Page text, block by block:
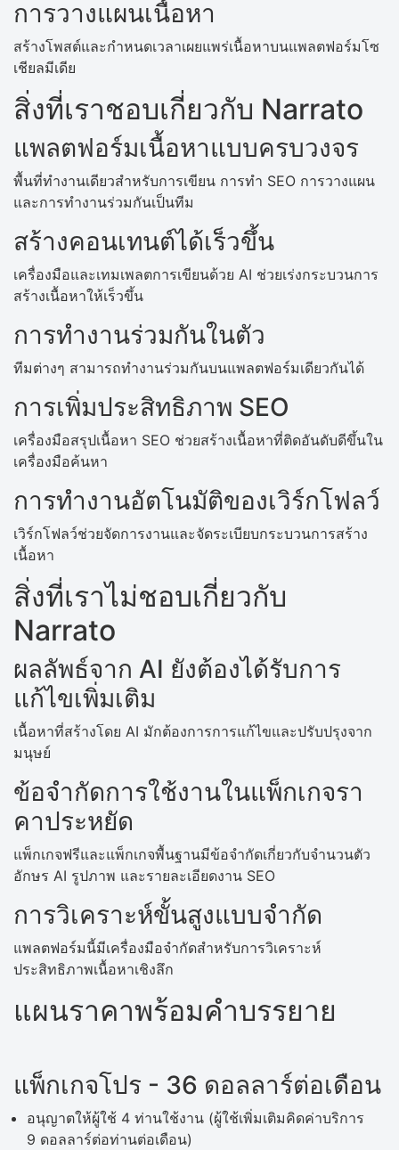
การวางแผนเนื้อหา
สร้างโพสต์และกำหนดเวลาเผยแพร่เนื้อหาบนแพลตฟอร์มโซ
เชียลมีเดีย
สิ่งที่เราชอบเกี่ยวกับ Narrato
แพลตฟอร์มเนื้อหาแบบครบวงจร
พื้นที่ทำงานเดียวสำหรับการเขียน การทำ SEO การวางแผน
และการทำงานร่วมกันเป็นทีม
สร้างคอนเทนต์ได้เร็วขึ้น
เครื่องมือและเทมเพลตการเขียนด้วย AI ช่วยเร่งกระบวนการ
สร้างเนื้อหาให้เร็วขึ้น
การทำงานร่วมกันในตัว
ทีมต่างๆ สามารถทำงานร่วมกันบนแพลตฟอร์มเดียวกันได้
การเพิ่มประสิทธิภาพ SEO
เครื่องมือสรุปเนื้อหา SEO ช่วยสร้างเนื้อหาที่ติดอันดับดีขึ้นใน
เครื่องมือค้นหา
การทำงานอัตโนมัติของเวิร์กโฟลว์
เวิร์กโฟลว์ช่วยจัดการงานและจัดระเบียบกระบวนการสร้าง
เนื้อหา
สิ่งที่เราไม่ชอบเกี่ยวกับ
Narrato
ผลลัพธ์จาก AI ยังต้องได้รับการ
แก้ไขเพิ่มเติม
เนื้อหาที่สร้างโดย AI มักต้องการการแก้ไขและปรับปรุงจาก
มนุษย์
ข้อจำกัดการใช้งานในแพ็กเกจรา
คาประหยัด
แพ็กเกจฟรีและแพ็กเกจพื้นฐานมีข้อจำกัดเกี่ยวกับจำนวนตัว
อักษร AI รูปภาพ และรายละเอียดงาน SEO
การวิเคราะห์ขั้นสูงแบบจำกัด
แพลตฟอร์มนี้มีเครื่องมือจำกัดสำหรับการวิเคราะห์
ประสิทธิภาพเนื้อหาเชิงลึก
แผนราคาพร้อมคำบรรยาย
แพ็กเกจโปร - 36 ดอลลาร์ต่อเดือน
อนุญาตให้ผู้ใช้ 4 ท่านใช้งาน (ผู้ใช้เพิ่มเติมคิดค่าบริการ
9 ดอลลาร์ต่อท่านต่อเดือน)